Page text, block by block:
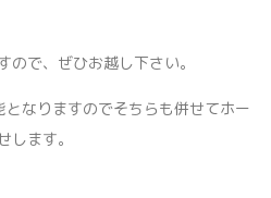
で、ぜひお越し下さい。
なりますのでそちらも併せてホー
します。